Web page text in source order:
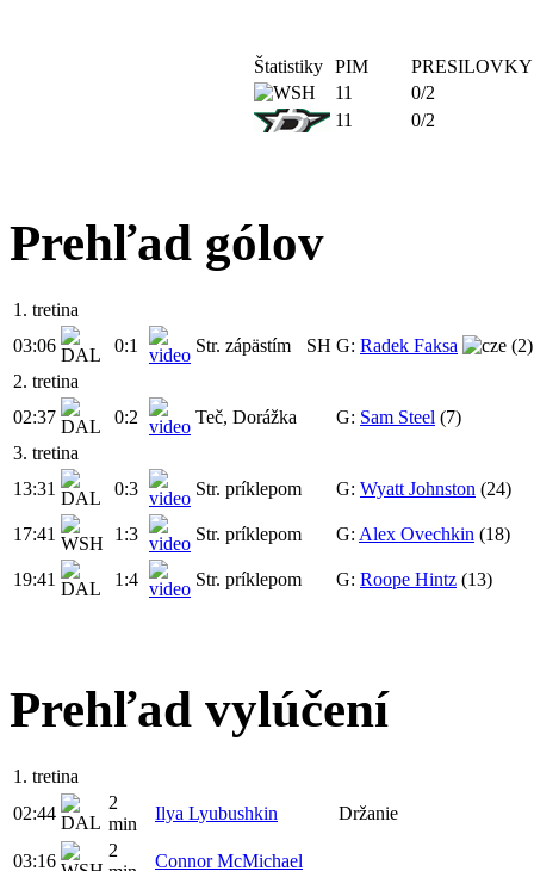
Štatistiky PIM
PRESILOVKY
11
0/2
11
0/2
Prehľad gólov
1. tretina
03:06
0:1 Str. zápästím SH G: Radek Faksa
(2)
2. tretina
02:37
0:2 Teč, Dorážka G: Sam Steel (7)
3. tretina
13:31
0:3 Str. príklepom G: Wyatt Johnston (24)
17:41 1:3 Str. príklepom G: Alex Ovechkin (18)
19:41 1:4 Str. príklepom G: Roope Hintz (13)
Prehľad vylúčení
1. tretina
02:44
2
min
Ilya Lyubushkin Držanie
03:16
2
Connor McMichael